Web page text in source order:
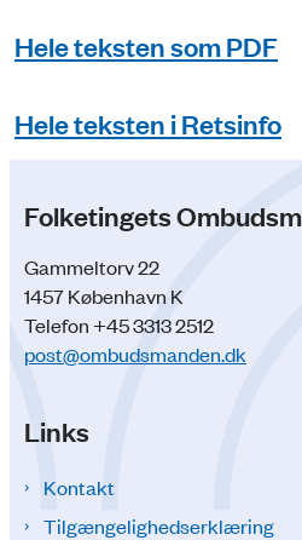
Hele teksten som PDF
Hele teksten i Retsinfo
Folketingets
Gammeltorv 22
1457 København K
Telefon +45 3313 2512
post@ombudsmanden.dk
Links
Kontakt
Tilgængelighedserklæring